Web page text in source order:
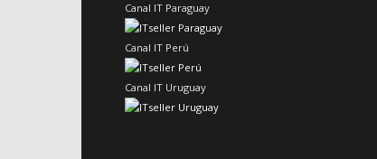
Canal IT Paraguay
Canal IT Perú
Canal IT Uruguay